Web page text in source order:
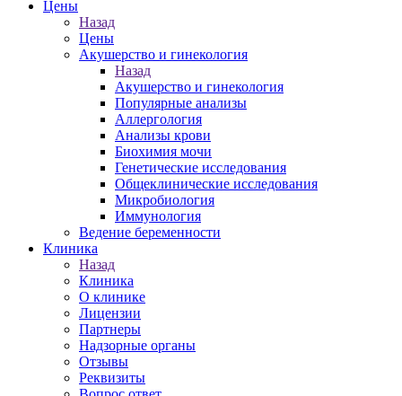
Цены
Назад
Цены
Акушерство и гинекология
Назад
Акушерство и гинекология
Популярные анализы
Аллергология
Анализы крови
Биохимия мочи
Генетические исследования
Общеклинические исследования
Микробиология
Иммунология
Ведение беременности
Клиника
Назад
Клиника
О клинике
Лицензии
Партнеры
Надзорные органы
Отзывы
Реквизиты